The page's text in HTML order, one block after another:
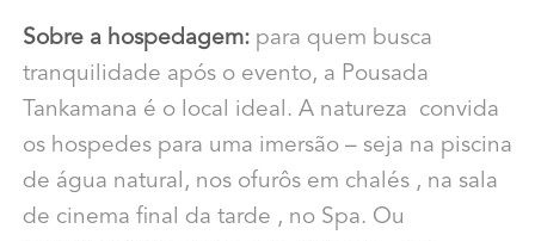
Sobre a hospedagem:para quem busca
tranquilidade após o evento, a Pousada
Tankamana é o local ideal. A natureza convida
os hospedes para uma imersão – seja na piscina
de água natural, nos ofurôs em chalés , na sala
de cinema final da tarde , no Spa. Ou